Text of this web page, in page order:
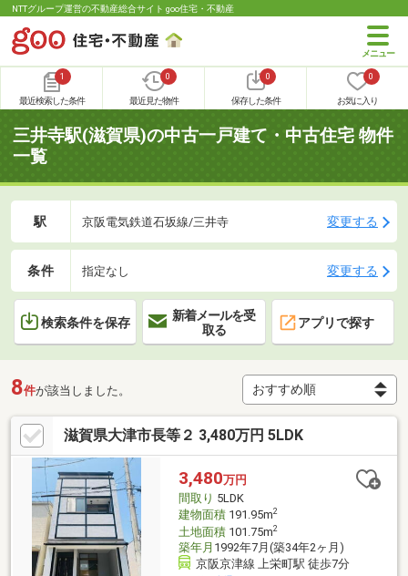
NTTグループ運営の不動産総合サイト goo住宅・不動産
1
最近検索した条件
0
最近見た物件
0
保存した条件
0
お気に入り
三井寺駅(滋賀県)の中古一戸建て・中古住宅 物件
一覧
駅 京阪電気鉄道石坂線/三井寺 変更する
条件 指定なし 変更する
検索条件を保存
新着メールを受
取る
アプリで探す
8件が該当しました。
滋賀県大津市長等２ 3,480万円 5LDK
3,480万円
間取り 5LDK
建物面積191.95m2
土地面積101.75m2
築年月 1992年7月(築34年2ヶ月)
京阪京津線 上栄町駅 徒歩7分